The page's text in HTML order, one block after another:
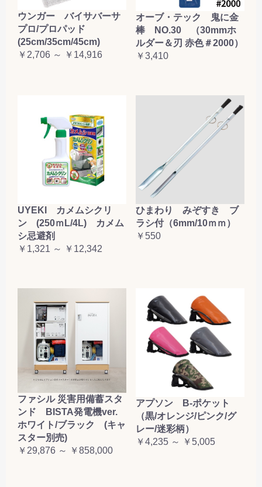
ウンガー バイサバーサ
プロ/プロパッド
(25cm/35cm/45cm)
￥2,706 ～ ￥14,916
オーブ・テック 鬼に金
棒 NO.30 （30mmホ
ルダー＆刃 赤色＃2000）
￥3,410
UYEKI カメムシクリ
ン (250ｍL/4L) カメム
シ忌避剤
￥1,321 ～ ￥12,342
ひまわり みぞすき ブ
ラシ付（6mm/10ｍｍ）
￥550
ファシル 災害用備蓄スタ
ンド BISTA発電機ver.
ホワイト/ブラック (キャ
スター別売)
￥29,876 ～ ￥858,000
アプソン B-ポケット
（黒/オレンジ/ピンク/グ
レー/迷彩柄）
￥4,235 ～ ￥5,005